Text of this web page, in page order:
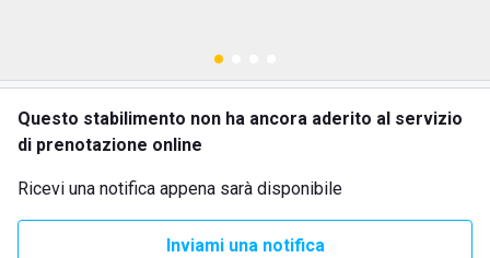
Questo stabilimento non ha ancora aderito al servizio
di prenotazione online
Ricevi una notifica appena sarà disponibile
Inviami una notifica